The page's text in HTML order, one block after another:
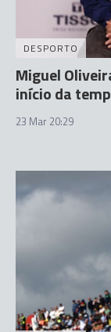
DESPORTO
Miguel
início da
23 Mar 20:29